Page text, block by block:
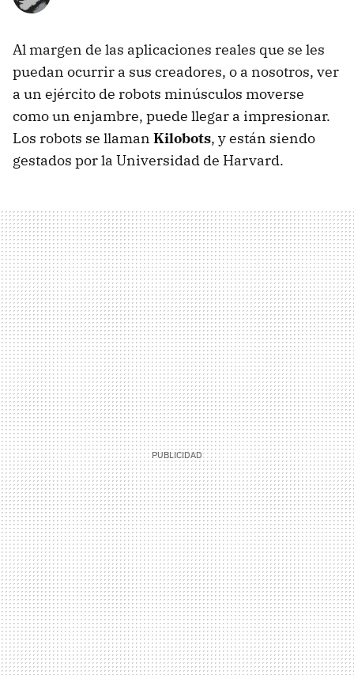
Al margen de las aplicaciones reales que se les
puedan ocurrir a sus creadores, o a nosotros, ver
a un ejército de robots minúsculos moverse
como un enjambre, puede llegar a impresionar.
Los robots se llaman Kilobots, y están siendo
gestados por la Universidad de Harvard.